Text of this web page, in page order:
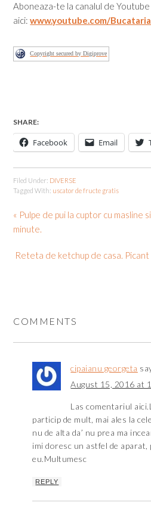
Aboneaza-te la canalul de Youtube
aici: www.youtube.com/
Copyright secured by Digiprove
SHARE:
Facebook Email
Filed Under: DIVERSE
Tagged With: uscator de fructe gratis
« Pulpe de pui la cuptor cu masline
minute.
Reteta de ketchup de casa. Picant
COMMENTS
cipaianu georgeta
August 15, 2016 at
Las comentariul
particip de mult, mai ales la
nu de alta da’ nu prea ma
imi doresc un astfel de aparat,
eu.Multumesc
REPLY